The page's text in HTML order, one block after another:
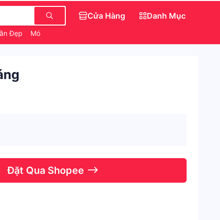
Đẹp Món Ăn Vặt Ngon
Cửa Hàng Danh Mục
Đặt Qua Shopee